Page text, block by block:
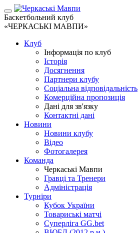
Баскетбольний клуб
«ЧЕРКАСЬКІ МАВПИ»
Клуб
Інформація по клуб
Історія
Досягнення
Партнери клубу
Соціальна відповідальність
Комерційна пропозиція
Дані для зв'язку
Контактні дані
Новини
Новини клубу
Відео
Фотогалерея
Команда
Черкаські Мавпи
Гравці та Тренери
Адміністрація
Турніри
Кубок України
Товариські матчі
Суперліга GG.bet